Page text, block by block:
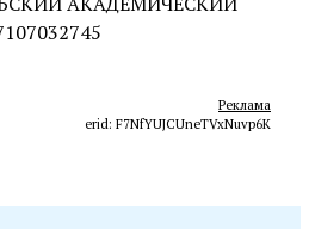
Реклама
erid: F7NfYUJCUneTVxNuvp6K